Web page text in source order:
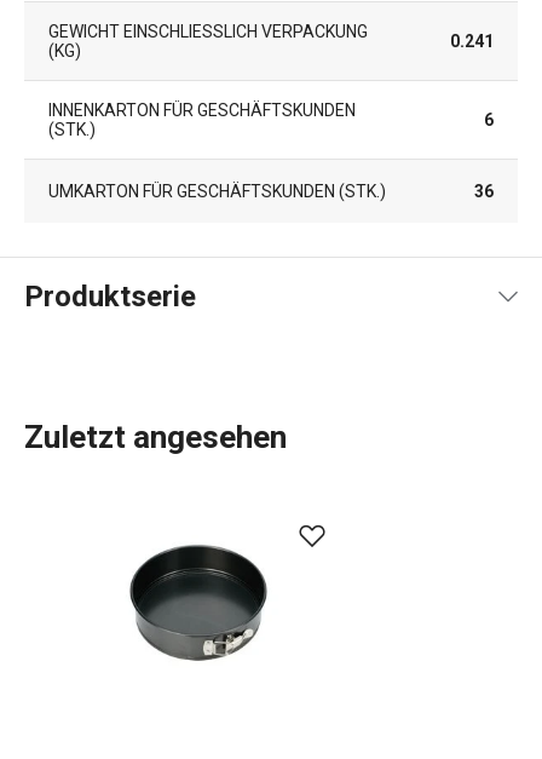
GEWICHT EINSCHLIESSLICH VERPACKUNG (
KG)
0.241
INNENKARTON FÜR GESCHÄFTSKUNDEN
(STK.)
6
UMKARTON FÜR GESCHÄFTSKUNDEN (STK.) 36
Produktserie
erleichtern? In der DELÍCIA-Produktpalette ist für jeden,
der backt, etwas dabei:
Backbleche
Backformenin allen Formen, Größen und
Kuchenformen, Torten- und
Dutzende verschiedeneBackwerkzeuge
Zuletzt angesehen